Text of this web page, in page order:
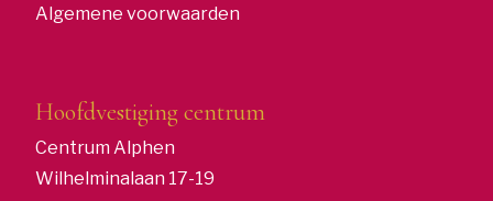
Algemene voorwaarden
Hoofdvestiging centrum
Centrum Alphen
Wilhelminalaan 17-19